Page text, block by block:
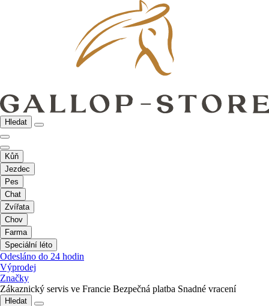
Hledat
Kůň
Jezdec
Pes
Chat
Zvířata
Chov
Farma
Speciální léto
Odesláno do 24 hodin
Výprodej
Značky
Zákaznický servis ve Francie Bezpečná platba Snadné vracení
Hledat